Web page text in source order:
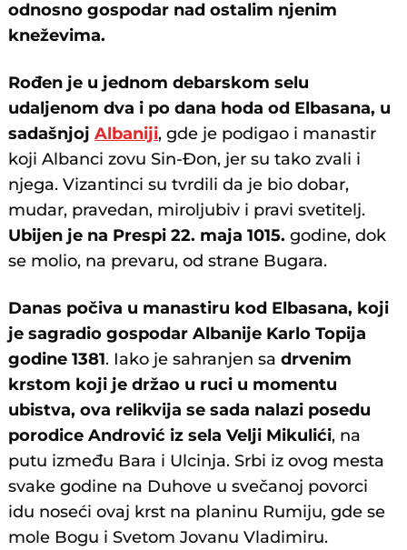
odnosno gospodar nad ostalim njenim
kneževima.
Rođen je u jednom debarskom selu
udaljenom dva i po dana hoda od Elbasana, u
sadašnjojAlbaniji, gde je podigao i manastir
koji Albanci zovu Sin-Đon, jer su tako zvali i
njega. Vizantinci su tvrdili da je bio dobar,
mudar, pravedan, miroljubiv i pravi svetitelj.
Ubijen je na Prespi 22. maja 1015. godine, dok
se molio, na prevaru, od strane Bugara.
Danas počiva u manastiru kod Elbasana, koji
je sagradio gospodar Albanije Karlo Topija
godine 1381. Iako je sahranjen sadrvenim
krstom koji je držao u ruci u momentu
ubistva, ova relikvija se sada nalazi posedu
porodice Andrović iz sela Velji Mikulići, na
putu između Bara i Ulcinja. Srbi iz ovog mesta
svake godine na Duhove u svečanoj povorci
idu noseći ovaj krst na planinu Rumiju, gde se
mole Bogu i Svetom Jovanu Vladimiru.